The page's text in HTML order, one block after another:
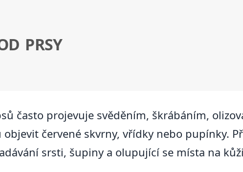
PRSY
často projevuje svěděním, škrábáním,
červené skvrny, vřídky nebo pupínky.
srsti, šupiny a olupující se místa na